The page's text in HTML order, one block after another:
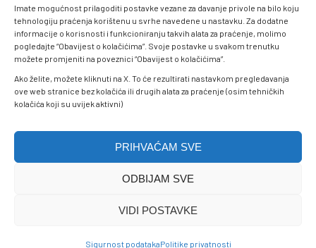
Imate mogućnost prilagoditi postavke vezane za davanje privole na bilo koju
tehnologiju praćenja korištenu u svrhe navedene u nastavku. Za dodatne
informacije o korisnosti i funkcioniranju takvih alata za praćenje, molimo
pogledajte “Obavijest o kolačićima”. Svoje postavke u svakom trenutku
možete promjeniti na poveznici “Obavijest o kolačićima”.
Ako želite, možete kliknuti na X. To će rezultirati nastavkom pregledavanja
ove web stranice bez kolačića ili drugih alata za praćenje (osim tehničkih
kolačića koji su uvijek aktivni)
PRIHVAĆAM SVE
ODBIJAM SVE
VIDI POSTAVKE
Sigurnost podatakaPolitike privatnosti
Politike privatnosti